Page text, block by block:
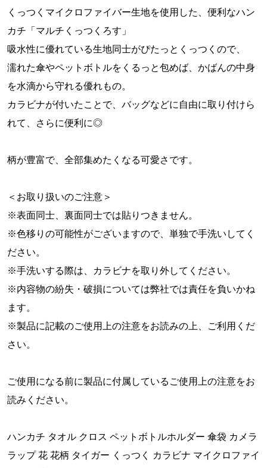
くっつくマイクロファイバー生地を使用した、便利なハン
カチ「マルチくっつくろす」
吸水性に優れている生地同士がぴたっとくっつくので、
濡れた傘やペットボトルをくるっと包めば、かばんの中身
を水滴から守れる優れもの。
カラビナが付いたことで、バッグなどに自由に取り付けら
れて、さらに便利に◎
柄が豊富で、全部集めたくなる可愛さです。
＜お取り扱いのご注意＞
※表面同士、裏面同士では貼りつきません。
※色移りの可能性がございますので、単独で手洗いしてく
ださい。
※手洗いする際は、カラビナを取り外してください。
※内容物の紛失・破損については弊社では責任を負いかね
ます。
※製品に記載のご使用上の注意をお読みの上、ご利用くだ
さい。
ご使用になる前に製品に付属しているご使用上の注意をお
読みください。
ハンカチ タオル クロス ペットボトルホルダー 傘袋 カメラ
ラップ 花 花柄 タイガー くっつく カラビナ マイクロファイ